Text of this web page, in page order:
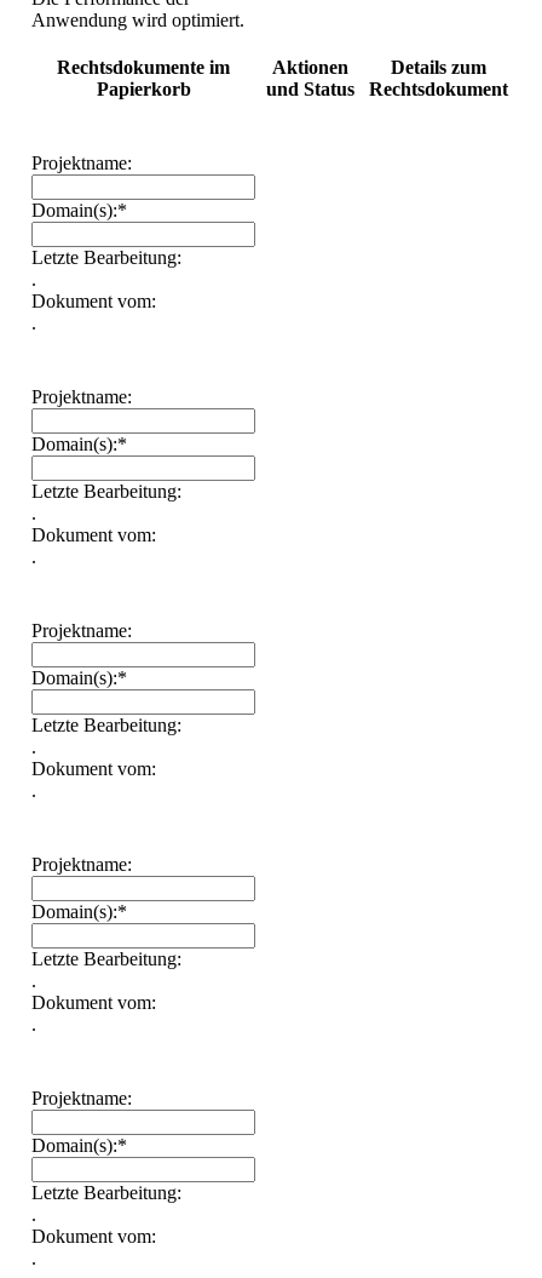
werden überprüft.
Rechtsdokumente im
Papierkorb
Aktionen
und Status
Details zum
Rechtsdokument
Projektname:
Domain(s):*
Letzte Bearbeitung:
.
Dokument vom:
.
Projektname:
Domain(s):*
Letzte Bearbeitung:
.
Dokument vom:
.
Projektname:
Domain(s):*
Letzte Bearbeitung:
.
Dokument vom:
.
Projektname:
Domain(s):*
Letzte Bearbeitung:
.
Dokument vom:
.
Projektname:
Domain(s):*
Letzte Bearbeitung:
.
Dokument vom:
.